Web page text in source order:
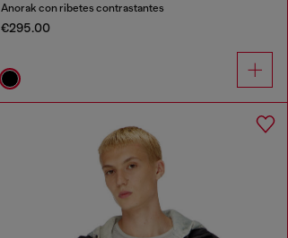
Anorak con ribetes contrastantes
€295.00